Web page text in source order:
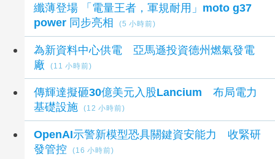
纖薄登場 「電量王者，軍規耐用」moto g37
power 同步亮相
(5 小時前)
為新資料中心供電 亞馬遜投資德州燃氣發電
廠
(11 小時前)
傳輝達擬砸30億美元入股Lancium 布局電力
基礎設施
(12 小時前)
OpenAI示警新模型恐具關鍵資安能力 收緊研
發管控
(16 小時前)